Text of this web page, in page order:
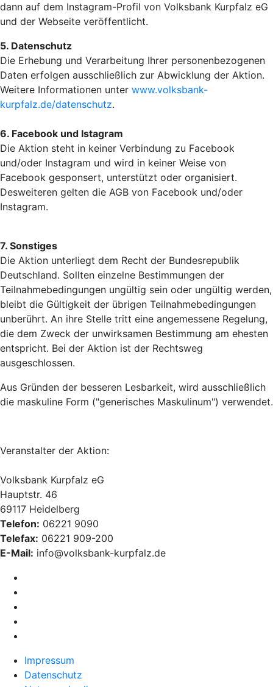
dann auf dem Instagram-Profil von Volksbank Kurpfalz eG
und der Webseite veröffentlicht.
5. Datenschutz
Die Erhebung und Verarbeitung Ihrer personenbezogenen
Daten erfolgen ausschließlich zur Abwicklung der Aktion.
Weitere Informationen unter www.volksbank-
kurpfalz.de/datenschutz.
6. Facebook und Istagram
Die Aktion steht in keiner Verbindung zu Facebook
und/oder Instagram und wird in keiner Weise von
Facebook gesponsert, unterstützt oder organisiert.
Desweiteren gelten die AGB von Facebook und/oder
Instagram.
7. Sonstiges
Die Aktion unterliegt dem Recht der Bundesrepublik
Deutschland. Sollten einzelne Bestimmungen der
Teilnahmebedingungen ungültig sein oder ungültig werden,
bleibt die Gültigkeit der übrigen Teilnahmebedingungen
unberührt. An ihre Stelle tritt eine angemessene Regelung,
die dem Zweck der unwirksamen Bestimmung am ehesten
entspricht. Bei der Aktion ist der Rechtsweg
ausgeschlossen.
Aus Gründen der besseren Lesbarkeit, wird ausschließlich
die maskuline Form ("generisches Maskulinum") verwendet.
Veranstalter der Aktion:
Volksbank Kurpfalz eG
Hauptstr. 46
69117 Heidelberg
Telefon: 06221 9090
Telefax: 06221 909-200
E-Mail: info@volksbank-kurpfalz.de
Impressum
Datenschutz